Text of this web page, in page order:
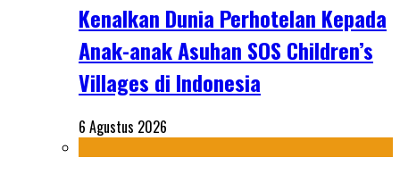
Kenalkan Dunia Perhotelan Kepada
Anak-anak Asuhan SOS Children’s
Villages di Indonesia
6 Agustus 2026